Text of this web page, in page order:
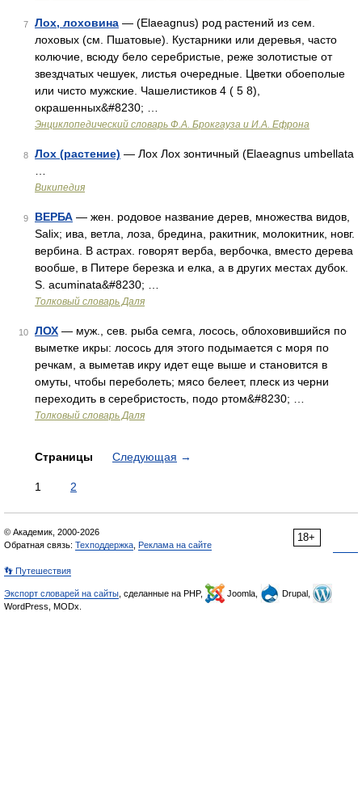
7 Лох, лоховина — (Elaeagnus) род растений из сем.
лоховых (см. Пшатовые). Кустарники или деревья, часто
колючие, всюду бело серебристые, реже золотистые от
звездчатых чешуек, листья очередные. Цветки обоеполые
или чисто мужские. Чашелистиков 4 ( 5 8),
окрашенных&#8230; …
Энциклопедический словарь Ф.А. Брокгауза и И.А. Ефрона
8 Лох (растение) — Лох Лох зонтичный (Elaeagnus umbellata
Википедия
9 ВЕРБА — жен. родовое название дерев, множества видов,
Salix; ива, ветла, лоза, бредина, ракитник, молокитник, новг.
вербина. В астрах. говорят верба, вербочка, вместо дерева
вообше, в Питере березка и елка, а в других местах дубок.
S. acuminata&#8230; …
Толковый словарь Даля
10 ЛОХ — муж., сев. рыба семга, лосось, облоховившийся по
выметке икры: лосось для этого подымается с моря по
речкам, а выметав икру идет еще выше и становится в
омуты, чтобы переболеть; мясо белеет, плеск из черни
переходить в серебристость, подо ртом&#8230; …
Толковый словарь Даля
Страницы Следующая →
1 2
18+
© Академик, 2000-2026
Обратная связь: Техподдержка Реклама на сайте
👣 Путешествия
Экспорт словарей на сайты , сделанные на PHP, Joomla,
Drupal,
WordPress, MODx.